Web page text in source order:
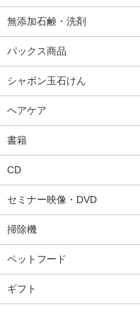
無添加石鹸・洗剤
パックス商品
シャボン玉石けん
ヘアケア
書籍
CD
セミナー映像・DVD
掃除機
ペットフード
ギフト